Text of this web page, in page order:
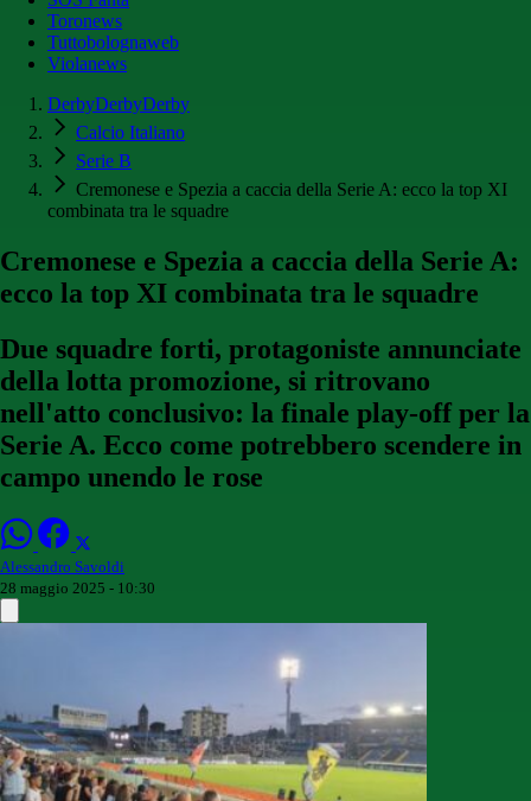
Toronews
Tuttobolognaweb
Violanews
DerbyDerbyDerby
Calcio Italiano
Serie B
Cremonese e Spezia a caccia della Serie A: ecco la top XI
combinata tra le squadre
Cremonese e Spezia a caccia della Serie A:
ecco la top XI combinata tra le squadre
Due squadre forti, protagoniste annunciate
della lotta promozione, si ritrovano
nell'atto conclusivo: la finale play-off per la
Serie A. Ecco come potrebbero scendere in
campo unendo le rose
Alessandro Savoldi
28 maggio 2025 - 10:30